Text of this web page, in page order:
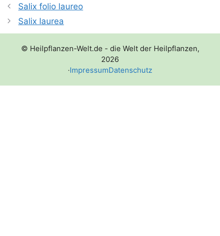
Salix folio laureo
Salix laurea
© Heilpflanzen-Welt.de - die Welt der Heilpflanzen,
2026
·ImpressumDatenschutz